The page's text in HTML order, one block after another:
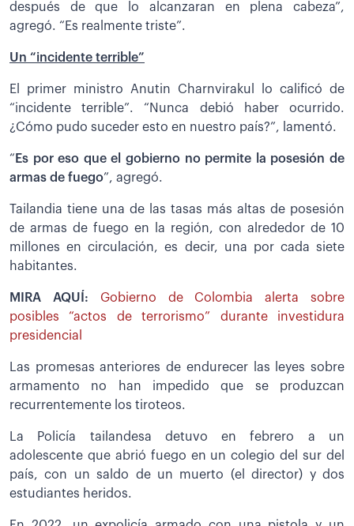
después de que lo alcanzaran en plena cabeza”,
agregó. “Es realmente triste”.
Un “incidente terrible”
El primer ministro Anutin Charnvirakul lo calificó de
“incidente terrible”. “Nunca debió haber ocurrido.
¿Cómo pudo suceder esto en nuestro país?”, lamentó.
“ Es por eso que el gobierno no permite la posesión de
armas de fuego”, agregó.
Tailandia tiene una de las tasas más altas de posesión
de armas de fuego en la región, con alrededor de 10
millones en circulación, es decir, una por cada siete
habitantes.
MIRA AQUÍ:
Gobierno de Colombia alerta sobre
posibles “actos de terrorismo” durante investidura
presidencial
Las promesas anteriores de endurecer las leyes sobre
armamento no han impedido que se produzcan
recurrentemente los tiroteos.
La Policía tailandesa detuvo en febrero a un
adolescente que abrió fuego en un colegio del sur del
país, con un saldo de un muerto (el director) y dos
estudiantes heridos.